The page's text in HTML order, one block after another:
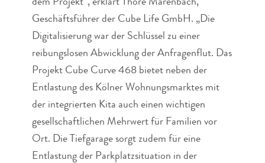
dem Projekt“, erklärt Thore Marenbach,
Geschäftsführer der Cube Life GmbH. „Die
Digitalisierung war der Schlüssel zu einer
reibungslosen Abwicklung der Anfragenflut. Das
Projekt Cube Curve 468 bietet neben der
Entlastung des Kölner Wohnungsmarktes mit
der integrierten Kita auch einen wichtigen
gesellschaftlichen Mehrwert für Familien vor
Ort. Die Tiefgarage sorgt zudem für eine
Entlastung der Parkplatzsituation in der